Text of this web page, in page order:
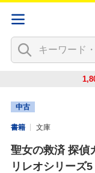
中古
書籍 文庫
聖女の救済 探偵
リレオシリーズ5